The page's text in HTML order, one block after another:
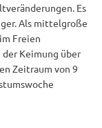
Es
Als mittelgroße
Freien
der Keimung über
Zeitraum von 9